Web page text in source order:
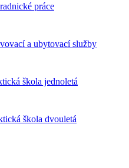
práce
a ubytovací služby
škola jednoletá
škola dvouletá